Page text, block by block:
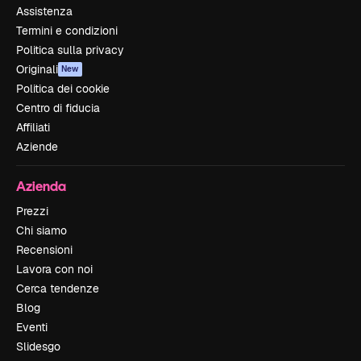
Assistenza
Termini e condizioni
Politica sulla privacy
Originali New
Politica dei cookie
Centro di fiducia
Affiliati
Aziende
Azienda
Prezzi
Chi siamo
Recensioni
Lavora con noi
Cerca tendenze
Blog
Eventi
Slidesgo